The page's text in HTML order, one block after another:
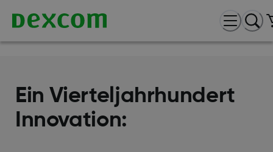
Ein Vierteljahrhundert
Innovation: